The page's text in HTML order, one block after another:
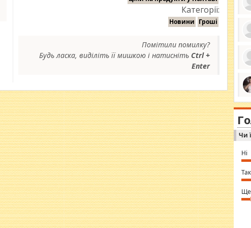
Категорії:
Новини Гроші
Помітили помилку?
Будь ласка, виділіть її мишкою і натисніть Ctrl +
Enter
за
ми
in
⇒
Чи
Ні
Так
Ще